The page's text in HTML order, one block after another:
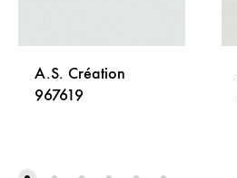
A.S. Création
967619